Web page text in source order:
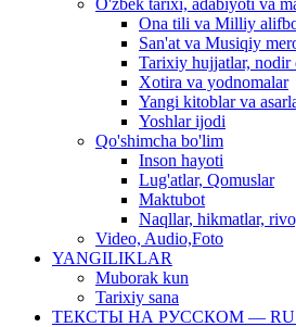
O'zbek tarixi, adabiyoti va
Ona tili va Milliy
San'at va Musiqiy
Tarixiy hujjatlar, nodir
Xotira va yodnomalar
Yangi kitoblar va
Yoshlar ijodi
Qo'shimcha bo'lim
Inson hayoti
Lug'atlar, Qomuslar
Maktubot
Naqllar, hikmatlar,
Video, Audio,Foto
YANGILIKLAR
Muborak kun
Tarixiy sana
ТЕКСТЫ НА РУССКОМ —